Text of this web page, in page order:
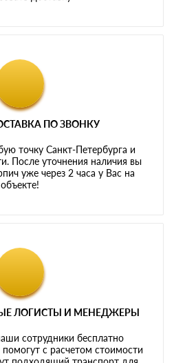
ПО ЗВОНКУ
точку Санкт-Петербурга и
После уточнения наличия вы
уже через 2 часа у Вас на
объекте!
ЛОГИСТЫ И МЕНЕДЖЕРЫ
сотрудники бесплатно
с расчетом стоимости